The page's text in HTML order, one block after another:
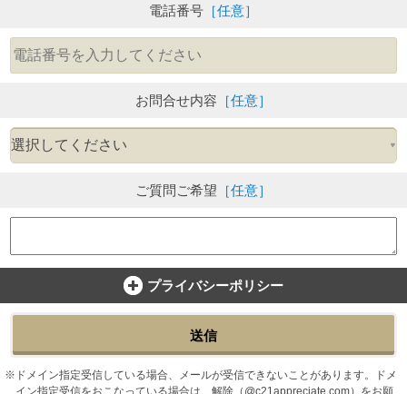
電話番号 ［任意］
お問合せ内容 ［任意］
ご質問ご希望 ［任意］
プライバシーポリシー
送信
ドメイン指定受信している場合、メールが受信できないことがあります。ドメ
イン指定受信をおこなっている場合は、解除（@c21appreciate.com）をお願